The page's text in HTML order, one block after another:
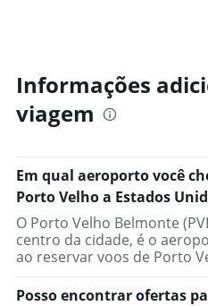
Informações
viagem
Em qual aeroporto você
Porto Velho a Estados
O Porto Velho Belmonte
centro da cidade, é o
ao reservar voos de Porto
Posso encontrar ofertas